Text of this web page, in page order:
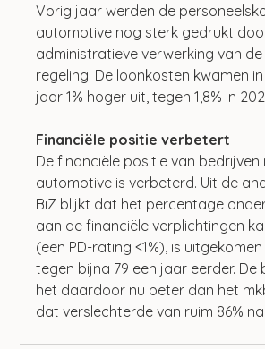
Vorig jaar werden de
automotive nog sterk gedrukt
administratieve verwerking van de
regeling. De loonkosten kwamen
jaar 1% hoger uit, tegen 1,8% in
Financiële positie verbetert
De financiële positie van bedrijven
automotive is verbeterd. Uit de
BiZ blijkt dat het percentage
aan de financiële verplichtingen
(een PD-rating <1%), is
tegen bijna 79 een jaar eerder. De
het daardoor nu beter dan het
dat verslechterde van ruim 86%